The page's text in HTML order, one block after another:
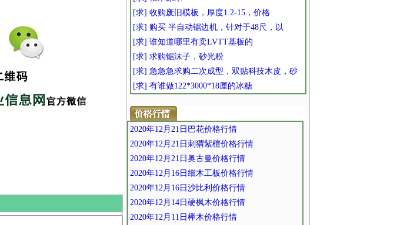
[求] 收购废旧模板，厚度1.2-15，价格
[求] 购买 半自动锯边机，针对于48尺，以
[求] 谁知道哪里有卖LVTT基板的
[求] 求购锯沫子，砂光粉
[求] 急急急求购二次成型，双贴科技木皮，砂
[求] 有谁做122*3000*18厘的冰糖
2020年12月21日巴花价格行情
2020年12月21日刺猬紫檀价格行情
2020年12月21日奥古曼价格行情
2020年12月16日细木工板价格行情
2020年12月16日沙比利价格行情
2020年12月14日硬枫木价格行情
2020年12月11日榉木价格行情